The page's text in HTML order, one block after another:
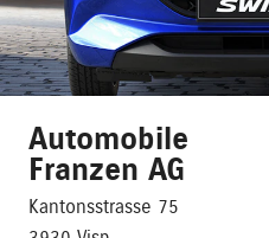
Automobile
Franzen AG
Kantonsstrasse 75